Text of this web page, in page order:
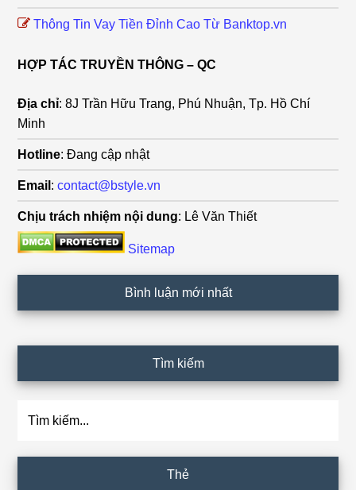
Thông Tin Vay Tiền Đỉnh Cao Từ Banktop.vn
HỢP TÁC TRUYỀN THÔNG – QC
Địa chỉ: 8J Trần Hữu Trang, Phú Nhuận, Tp. Hồ Chí
Minh
Hotline: Đang cập nhật
Email :contact@bstyle.vn
Chịu trách nhiệm nội dung: Lê Văn Thiết
Sitemap
Bình luận mới nhất
Tìm kiếm
Thẻ